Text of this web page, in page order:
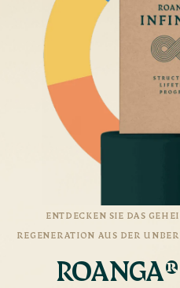
ENTDECKEN SIE DAS
REGENERATION AUS DER